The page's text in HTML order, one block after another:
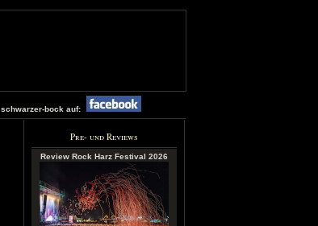
schwarzer-bock auf:
Pre- und Reviews
Review Rock Harz Festival 2026